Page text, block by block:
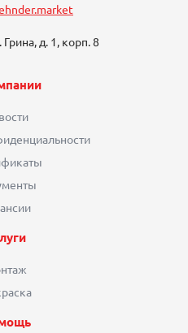
Грина, д. 1, корп. 8